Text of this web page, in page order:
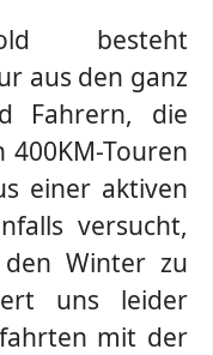
besteht
aus den ganz
Fahrern, die
Touren
einer aktiven
versucht,
Winter zu
uns leider
mit der